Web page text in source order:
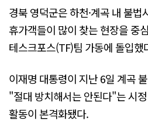
경북 영덕군은 하천·계곡 내 불
휴가객들이 많이 찾는 현장을 중
테스크포스(TF)팀 가동에 돌입했
이재명 대통령이 지난 6일 계곡
"절대 방치해서는 안된다"는 시
활동이 본격화됐다.